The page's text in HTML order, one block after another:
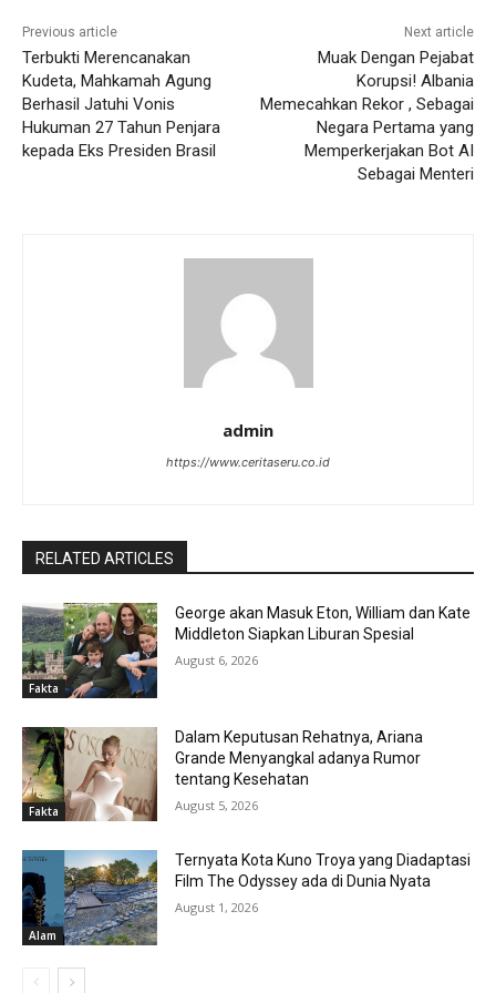
Previous article
Terbukti Merencanakan
Kudeta, Mahkamah Agung
Berhasil Jatuhi Vonis
Hukuman 27 Tahun Penjara
kepada Eks Presiden Brasil
Next article
Muak Dengan Pejabat
Korupsi! Albania
Memecahkan Rekor , Sebagai
Negara Pertama yang
Memperkerjakan Bot AI
Sebagai Menteri
admin
https://www.ceritaseru.co.id
RELATED ARTICLES
Fakta
George akan Masuk Eton, William dan Kate
Middleton Siapkan Liburan Spesial
August 6, 2026
Fakta
Dalam Keputusan Rehatnya, Ariana
Grande Menyangkal adanya Rumor
tentang Kesehatan
August 5, 2026
Alam
Ternyata Kota Kuno Troya yang Diadaptasi
Film The Odyssey ada di Dunia Nyata
August 1, 2026